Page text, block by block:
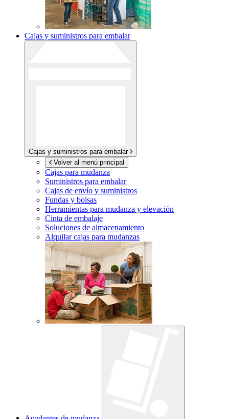
Cajas y suministros para embalar
Cajas y suministros para embalar
Volver al menú principal
Cajas para mudanza
Suministros para embalar
Cajas de envío y suministros
Fundas y bolsas
Herramientas para mudanza y elevación
Cinta de embalaje
Soluciones de almacenamiento
Alquilar cajas para mudanzas